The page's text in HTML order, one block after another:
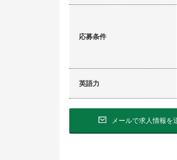
応募条件
英語力
メールで求人情報を